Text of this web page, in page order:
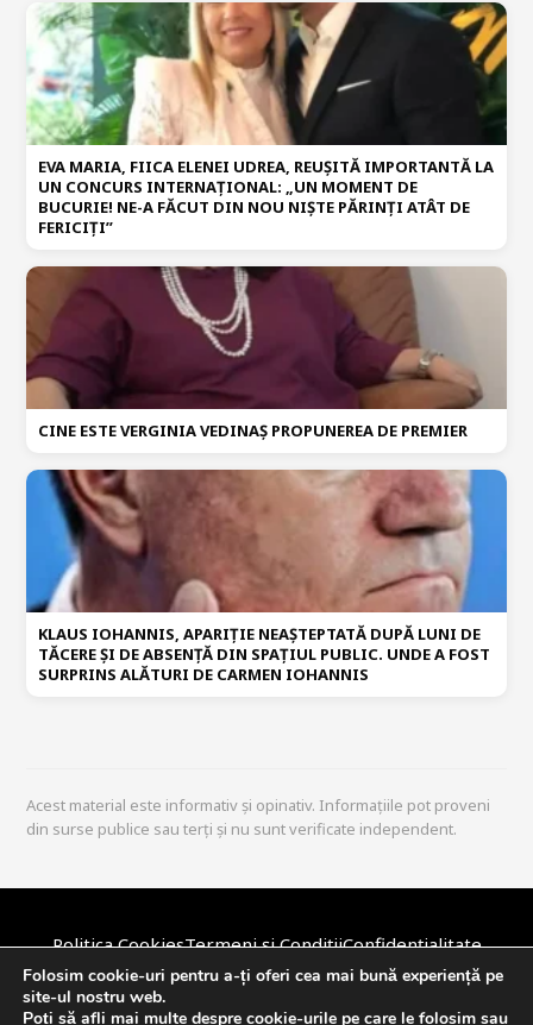
EVA MARIA, FIICA ELENEI UDREA, REUȘITĂ IMPORTANTĂ LA
UN CONCURS INTERNAȚIONAL: „UN MOMENT DE
BUCURIE! NE-A FĂCUT DIN NOU NIȘTE PĂRINȚI ATÂT DE
FERICIȚI”
CINE ESTE VERGINIA VEDINAȘ PROPUNEREA DE PREMIER
KLAUS IOHANNIS, APARIȚIE NEAȘTEPTATĂ DUPĂ LUNI DE
TĂCERE ȘI DE ABSENȚĂ DIN SPAȚIUL PUBLIC. UNDE A FOST
SURPRINS ALĂTURI DE CARMEN IOHANNIS
Acest material este informativ și opinativ. Informațiile pot proveni
din surse publice sau terți și nu sunt verificate independent.
Politica CookiesTermeni și CondițiiConfidențialitate
DisclaimerPolitica EditorialăDMCA / CopyrightDespre Noi
Folosim cookie-uri pentru a-ți oferi cea mai bună experiență pe
site-ul nostru web.
Poți să afli mai multe despre cookie-urile pe care le folosim sau